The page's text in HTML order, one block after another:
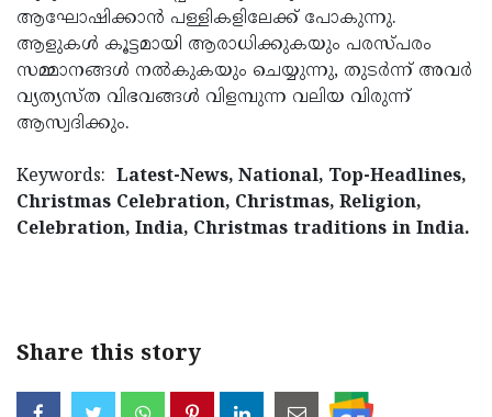
ആഘോഷിക്കാന്‍ പള്ളികളിലേക്ക് പോകുന്നു.
ആളുകള്‍ കൂട്ടമായി ആരാധിക്കുകയും പരസ്പരം
സമ്മാനങ്ങള്‍ നല്‍കുകയും ചെയ്യുന്നു, തുടര്‍ന്ന് അവര്‍
വ്യത്യസ്ത വിഭവങ്ങള്‍ വിളമ്പുന്ന വലിയ വിരുന്ന്
ആസ്വദിക്കും.
Keywords: Latest-News, National, Top-Headlines,
Christmas Celebration, Christmas, Religion,
Celebration, India, Christmas traditions in India.
Share this story